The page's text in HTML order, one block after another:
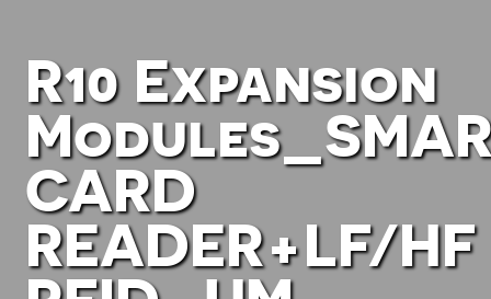
R10 Expansion
CARD
READER+LF/HF